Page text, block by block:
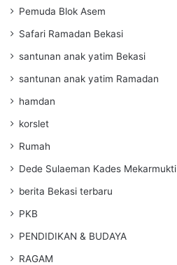
Pemuda Blok Asem
Safari Ramadan Bekasi
santunan anak yatim Bekasi
santunan anak yatim Ramadan
hamdan
korslet
Rumah
Dede Sulaeman Kades Mekarmukti
berita Bekasi terbaru
PKB
PENDIDIKAN & BUDAYA
RAGAM